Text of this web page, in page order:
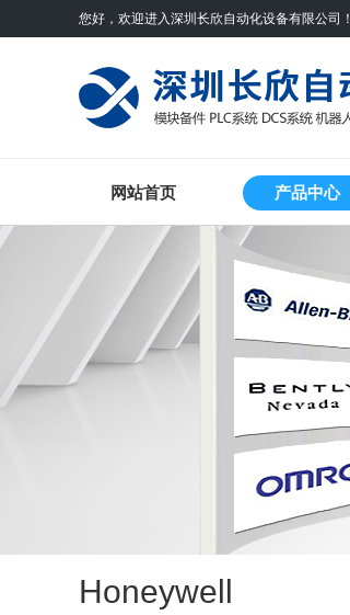
您好，欢迎进入深圳长欣自动化设备有限公司！
网站首页 产品中心
Honeywell